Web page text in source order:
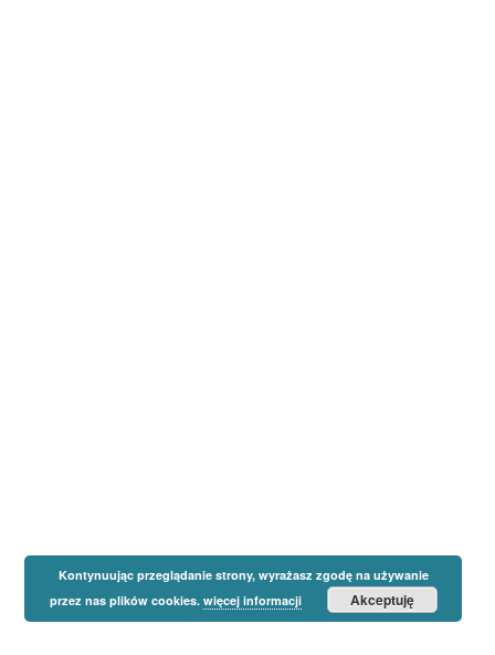
Kontynuując przeglądanie strony, wyrażasz zgodę na używanie
przez nas plików cookies. więcej informacji Akceptuję